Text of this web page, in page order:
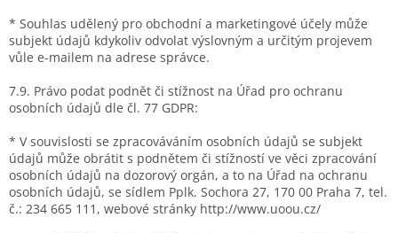
* Souhlas udělený pro obchodní a marketingové účely může
subjekt údajů kdykoliv odvolat výslovným a určitým projevem
vůle e-mailem na adrese správce.
7.9. Právo podat podnět či stížnost na Úřad pro ochranu
osobních údajů dle čl. 77 GDPR:
* V souvislosti se zpracováváním osobních údajů se subjekt
údajů může obrátit s podnětem či stížností ve věci zpracování
osobních údajů na dozorový orgán, a to na Úřad na ochranu
osobních údajů, se sídlem Pplk. Sochora 27, 170 00 Praha 7, tel.
č.: 234 665 111, webové stránky http://www.uoou.cz/